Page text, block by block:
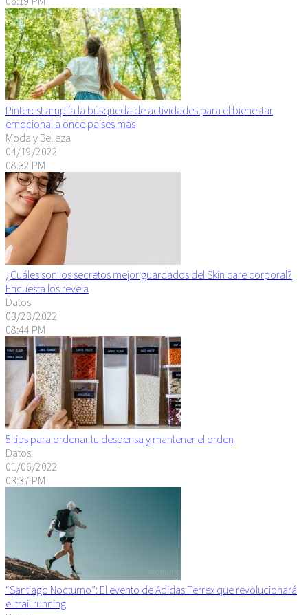
Pinterest amplía la búsqueda de actividades para el bienestar
emocional a once países más
Moda y Belleza
04/19/2022
08:32 PM
¿Cuáles son los secretos mejor guardados del Skin care corporal?
Encuesta los revela
Datos
03/23/2022
08:44 PM
5 tips para ordenar tu despensa y mantener el orden
Datos
01/06/2022
03:37 PM
“Santiago Nocturno”: El evento de Adidas Terrex que revolucionará
el trail running